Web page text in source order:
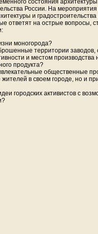
состояния
России. На
и
ответят на острые вопросы,
моногорода?
территории заводов,
и местом производства
продукта?
общественные
в своем городе, но и
городских активистов с